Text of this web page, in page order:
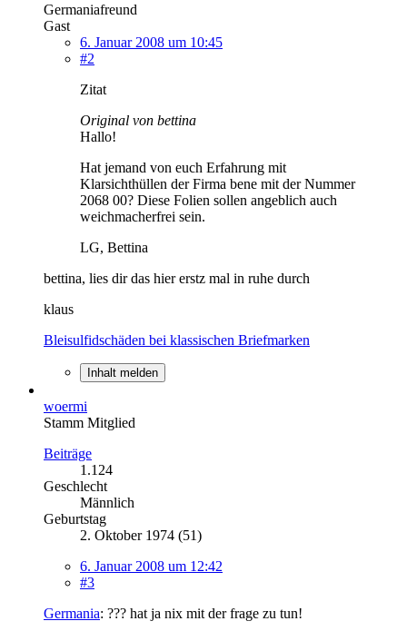
Germaniafreund
Gast
6. Januar 2008 um 10:45
#2
Zitat
Original von bettina
Hallo!
Hat jemand von euch Erfahrung mit
Klarsichthüllen der Firma bene mit der Nummer
2068 00? Diese Folien sollen angeblich auch
weichmacherfrei sein.
LG, Bettina
bettina, lies dir das hier erstz mal in ruhe durch
klaus
Bleisulfidschäden bei klassischen Briefmarken
Inhalt melden
woermi
Stamm Mitglied
Beiträge
1.124
Geschlecht
Männlich
Geburtstag
2. Oktober 1974 (51)
6. Januar 2008 um 12:42
#3
Germania: ??? hat ja nix mit der frage zu tun!